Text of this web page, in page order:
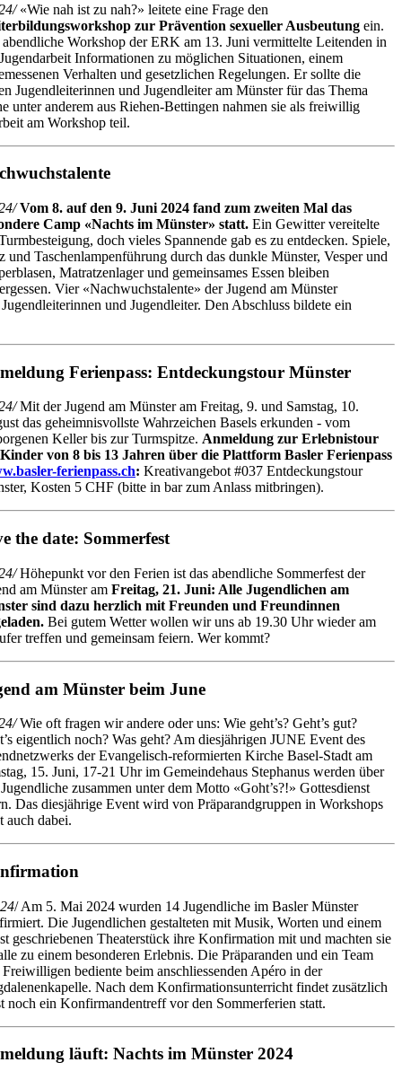
«Wie nah ist zu nah?» leitete eine Frage den
zur Prävention sexueller Ausbeutung ein.
Workshop der ERK am 13. Juni vermittelte Leitenden in
Informationen zu möglichen Situationen, einem
Verhalten und gesetzlichen Regelungen. Er sollte die
Jugendleiterinnen und Jugendleiter am Münster für das Thema
unter anderem aus Riehen-Bettingen nahmen sie als freiwillig
am Workshop teil.
Vom 8. auf den 9. Juni 2024 fand zum zweiten Mal das
Camp «Nachts im Münster» statt. Ein Gewitter vereitelte
doch vieles Spannende gab es zu entdecken. Spiele,
und Taschenlampenführung durch das dunkle Münster, Vesper und
Matratzenlager und gemeinsames Essen bleiben
Vier «Nachwuchstalente» der Jugend am Münster
und Jugendleiter. Den Abschluss bildete ein
Ferienpass: Entdeckungstour Münster
Mit der Jugend am Münster am Freitag, 9. und Samstag, 10.
das geheimnisvollste Wahrzeichen Basels erkunden - vom
Keller bis zur Turmspitze. Anmeldung zur Erlebnistour
von 8 bis 13 Jahren über die Plattform Basler Ferienpass
ferienpass.ch: Kreativangebot #037 Entdeckungstour
Kosten 5 CHF (bitte in bar zum Anlass mitbringen).
the date: Sommerfest
Höhepunkt vor den Ferien ist das abendliche Sommerfest der
am Münster am Freitag, 21. Juni: Alle Jugendlichen am
sind dazu herzlich mit Freunden und Freundinnen
Bei gutem Wetter wollen wir uns ab 19.30 Uhr wieder am
treffen und gemeinsam feiern. Wer kommt?
am Münster beim June
Wie oft fragen wir andere oder uns: Wie geht’s? Geht’s gut?
eigentlich noch? Was geht? Am diesjährigen JUNE Event des
der Evangelisch-reformierten Kirche Basel-Stadt am
15. Juni, 17-21 Uhr im Gemeindehaus Stephanus werden über
zusammen unter dem Motto «Goht’s?!» Gottesdienst
Das diesjährige Event wird von Präparandgruppen in Workshops
auch dabei.
/ Am 5. Mai 2024 wurden 14 Jugendliche im Basler Münster
Die Jugendlichen gestalteten mit Musik, Worten und einem
geschriebenen Theaterstück ihre Konfirmation mit und machten sie
zu einem besonderen Erlebnis. Die Präparanden und ein Team
bediente beim anschliessenden Apéro in der
Nach dem Konfirmationsunterricht findet zusätzlich
noch ein Konfirmandentreff vor den Sommerferien statt.
läuft: Nachts im Münster 2024